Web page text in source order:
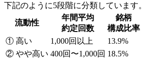
下記のように5段階に分類しています。
流動性
年間平均
約定回数
銘柄
構成比率
① 高い
1,000回以上
13.9%
② やや高い 400回〜1,000回 18.5%